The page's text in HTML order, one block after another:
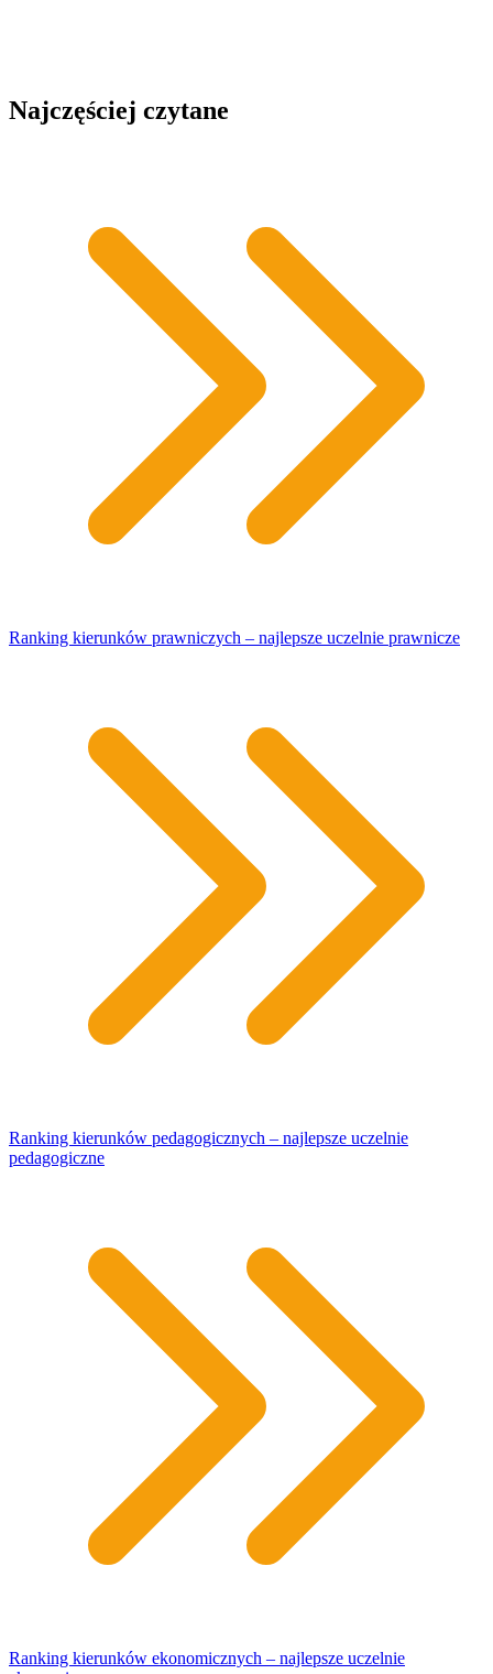
Najczęściej czytane
Ranking kierunków prawniczych – najlepsze uczelnie prawnicze
Ranking kierunków pedagogicznych – najlepsze uczelnie
pedagogiczne
Ranking kierunków ekonomicznych – najlepsze uczelnie